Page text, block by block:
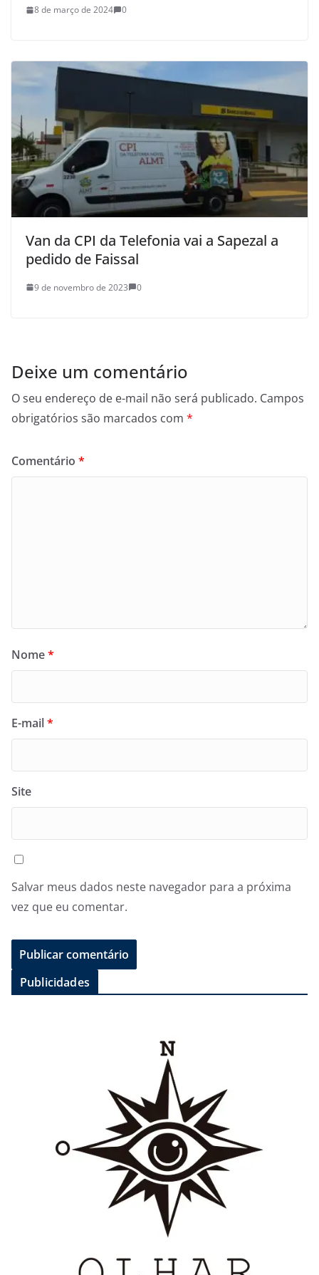
8 de março de 2024 0
Van da CPI da Telefonia vai a Sapezal a
pedido de Faissal
9 de novembro de 2023 0
Deixe um comentário
O seu endereço de e-mail não será publicado. Campos
obrigatórios são marcados com *
Comentário *
Nome*
E-mail*
Site
Salvar meus dados neste navegador para a próxima
vez que eu comentar.
Publicidades